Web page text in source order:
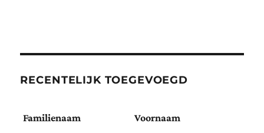
RECENTELIJK TOEGEVOEGD
Familienaam Voornaam